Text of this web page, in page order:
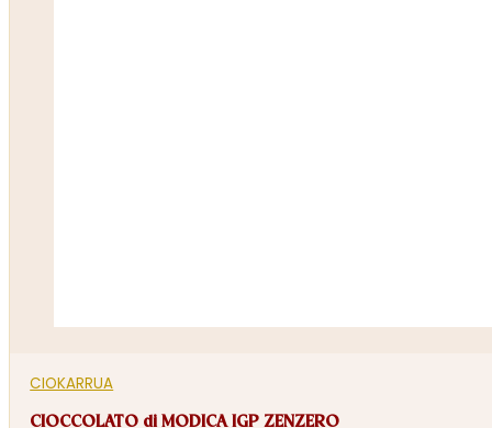
CIOKARRUA
CIOCCOLATO di MODICA IGP ZENZERO